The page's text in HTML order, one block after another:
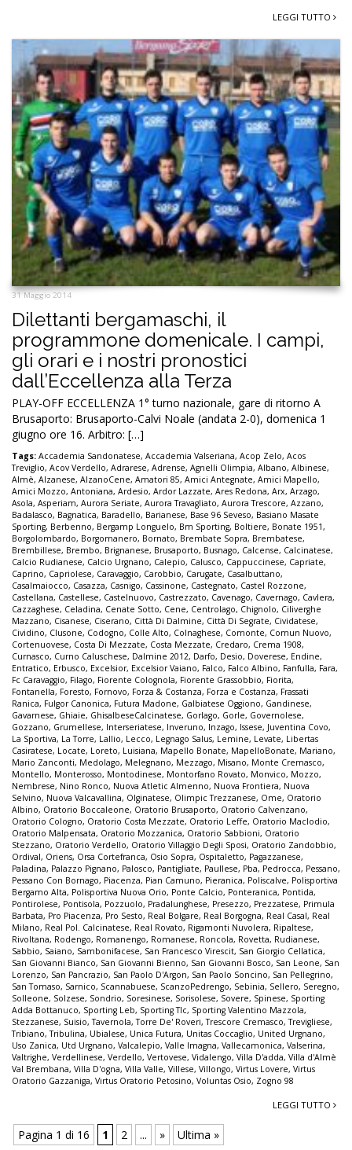
LEGGI TUTTO
31 Maggio 2014
Dilettanti bergamaschi, il
programmone domenicale. I campi,
gli orari e i nostri pronostici
dall’Eccellenza alla Terza
PLAY-OFF ECCELLENZA 1° turno nazionale, gare di ritorno A
Brusaporto: Brusaporto-Calvi Noale (andata 2-0), domenica 1
giugno ore 16. Arbitro: […]
Tags: Accademia Sandonatese, Accademia Valseriana, Acop Zelo, Acos
Treviglio, Acov Verdello, Adrarese, Adrense, Agnelli Olimpia, Albano, Albinese,
Almè, Alzanese, AlzanoCene, Amatori 85, Amici Antegnate, Amici Mapello,
Amici Mozzo, Antoniana, Ardesio, Ardor Lazzate, Ares Redona, Arx, Arzago,
Asola, Asperiam, Aurora Seriate, Aurora Travagliato, Aurora Trescore, Azzano,
Badalasco, Bagnatica, Baradello, Barianese, Base 96 Seveso, Basiano Masate
Sporting, Berbenno, Bergamp Longuelo, Bm Sporting, Boltiere, Bonate 1951,
Borgolombardo, Borgomanero, Bornato, Brembate Sopra, Brembatese,
Brembillese, Brembo, Brignanese, Brusaporto, Busnago, Calcense, Calcinatese,
Calcio Rudianese, Calcio Urgnano, Calepio, Calusco, Cappuccinese, Capriate,
Caprino, Capriolese, Caravaggio, Carobbio, Carugate, Casalbuttano,
Casalmaiocco, Casazza, Casnigo, Cassinone, Castegnato, Castel Rozzone,
Castellana, Castellese, Castelnuovo, Castrezzato, Cavenago, Cavernago, Cavlera,
Cazzaghese, Celadina, Cenate Sotto, Cene, Centrolago, Chignolo, Ciliverghe
Mazzano, Cisanese, Ciserano, Città Di Dalmine, Città Di Segrate, Cividatese,
Cividino, Clusone, Codogno, Colle Alto, Colnaghese, Comonte, Comun Nuovo,
Cortenuovese, Costa Di Mezzate, Costa Mezzate, Credaro, Crema 1908,
Curnasco, Curno Caluschese, Dalmine 2012, Darfo, Desio, Doverese, Endine,
Entratico, Erbusco, Excelsior, Excelsior Vaiano, Falco, Falco Albino, Fanfulla, Fara,
Fc Caravaggio, Filago, Fiorente Colognola, Fiorente Grassobbio, Fiorita,
Fontanella, Foresto, Fornovo, Forza & Costanza, Forza e Costanza, Frassati
Ranica, Fulgor Canonica, Futura Madone, Galbiatese Oggiono, Gandinese,
Gavarnese, Ghiaie, GhisalbeseCalcinatese, Gorlago, Gorle, Governolese,
Gozzano, Grumellese, Interseriatese, Inveruno, Inzago, Issese, Juventina Covo,
La Sportiva, La Torre, Lallio, Lecco, Legnago Salus, Lemine, Levate, Libertas
Casiratese, Locate, Loreto, Luisiana, Mapello Bonate, MapelloBonate, Mariano,
Mario Zanconti, Medolago, Melegnano, Mezzago, Misano, Monte Cremasco,
Montello, Monterosso, Montodinese, Montorfano Rovato, Monvico, Mozzo,
Nembrese, Nino Ronco, Nuova Atletic Almenno, Nuova Frontiera, Nuova
Selvino, Nuova Valcavallina, Olginatese, Olimpic Trezzanese, Ome, Oratorio
Albino, Oratorio Boccaleone, Oratorio Brusaporto, Oratorio Calvenzano,
Oratorio Cologno, Oratorio Costa Mezzate, Oratorio Leffe, Oratorio Maclodio,
Oratorio Malpensata, Oratorio Mozzanica, Oratorio Sabbioni, Oratorio
Stezzano, Oratorio Verdello, Oratorio Villaggio Degli Sposi, Oratorio Zandobbio,
Ordival, Oriens, Orsa Cortefranca, Osio Sopra, Ospitaletto, Pagazzanese,
Paladina, Palazzo Pignano, Palosco, Pantigliate, Paullese, Pba, Pedrocca, Pessano,
Pessano Con Bornago, Piacenza, Pian Camuno, Pieranica, Poliscalve, Polisportiva
Bergamo Alta, Polisportiva Nuova Orio, Ponte Calcio, Ponteranica, Pontida,
Pontirolese, Pontisola, Pozzuolo, Pradalunghese, Presezzo, Prezzatese, Primula
Barbata, Pro Piacenza, Pro Sesto, Real Bolgare, Real Borgogna, Real Casal, Real
Milano, Real Pol. Calcinatese, Real Rovato, Rigamonti Nuvolera, Ripaltese,
Rivoltana, Rodengo, Romanengo, Romanese, Roncola, Rovetta, Rudianese,
Sabbio, Saiano, Sambonifacese, San Francesco Virescit, San Giorgio Cellatica,
San Giovanni Bianco, San Giovanni Bienno, San Giovanni Bosco, San Leone, San
Lorenzo, San Pancrazio, San Paolo D'Argon, San Paolo Soncino, San Pellegrino,
San Tomaso, Sarnico, Scannabuese, ScanzoPedrengo, Sebinia, Sellero, Seregno,
Solleone, Solzese, Sondrio, Soresinese, Sorisolese, Sovere, Spinese, Sporting
Adda Bottanuco, Sporting Leb, Sporting Tlc, Sporting Valentino Mazzola,
Stezzanese, Suisio,Tavernola,Torre De' Roveri,Trescore Cremasco,Trevigliese,
Tribiano,Tribulina, Ubialese, Unica Futura, Unitas Coccaglio, United Urgnano,
Uso Zanica, Utd Urgnano, Valcalepio, Valle Imagna, Vallecamonica, Valserina,
Valtrighe, Verdellinese, Verdello, Vertovese, Vidalengo, Villa D'adda, Villa d'Almè
Val Brembana, Villa D'ogna, Villa Valle, Villese, Villongo, Virtus Lovere, Virtus
Oratorio Gazzaniga, Virtus Oratorio Petosino, Voluntas Osio, Zogno 98
LEGGI TUTTO
Pagina 1 di 16 1 2 ... » Ultima »